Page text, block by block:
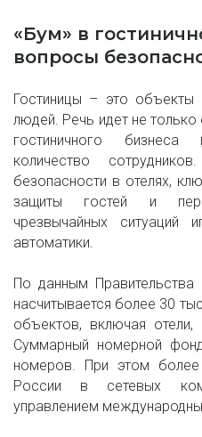
«Бум» в
вопросы
Гостиницы – это
людей. Речь идет не
гостиничного бизнеса
количество
безопасности в отелях,
защиты гостей и
чрезвычайных ситуаций
автоматики.
По данным
насчитывается более 30
объектов, включая
Суммарный номерной
номеров. При этом
России в сетевых
управлением